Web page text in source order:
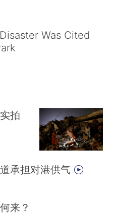
Was Cited
拍
承担对港供气
来？